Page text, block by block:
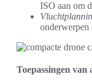
ISO aan om
onderwerpen
Toepassingen